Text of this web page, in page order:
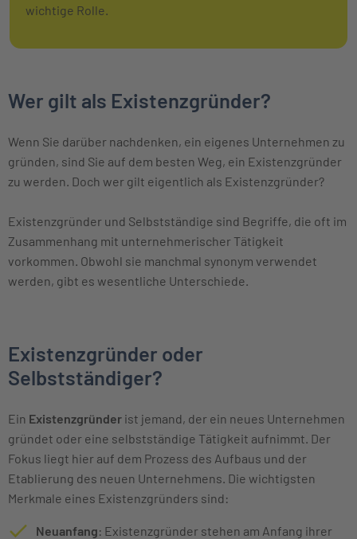
wichtige Rolle.
Wer gilt als Existenzgründer?
Wenn Sie darüber nachdenken, ein eigenes Unternehmen zu
gründen, sind Sie auf dem besten Weg, ein Existenzgründer
zu werden. Doch wer gilt eigentlich als Existenzgründer?
Existenzgründer und Selbstständige sind Begriffe, die oft im
Zusammenhang mit unternehmerischer Tätigkeit
vorkommen. Obwohl sie manchmal synonym verwendet
werden, gibt es wesentliche Unterschiede.
Existenzgründer oder
Selbstständiger?
Ein Existenzgründer ist jemand, der ein neues Unternehmen
gründet oder eine selbstständige Tätigkeit aufnimmt. Der
Fokus liegt hier auf dem Prozess des Aufbaus und der
Etablierung des neuen Unternehmens. Die wichtigsten
Merkmale eines Existenzgründers sind:
Neuanfang: Existenzgründer stehen am Anfang ihrer